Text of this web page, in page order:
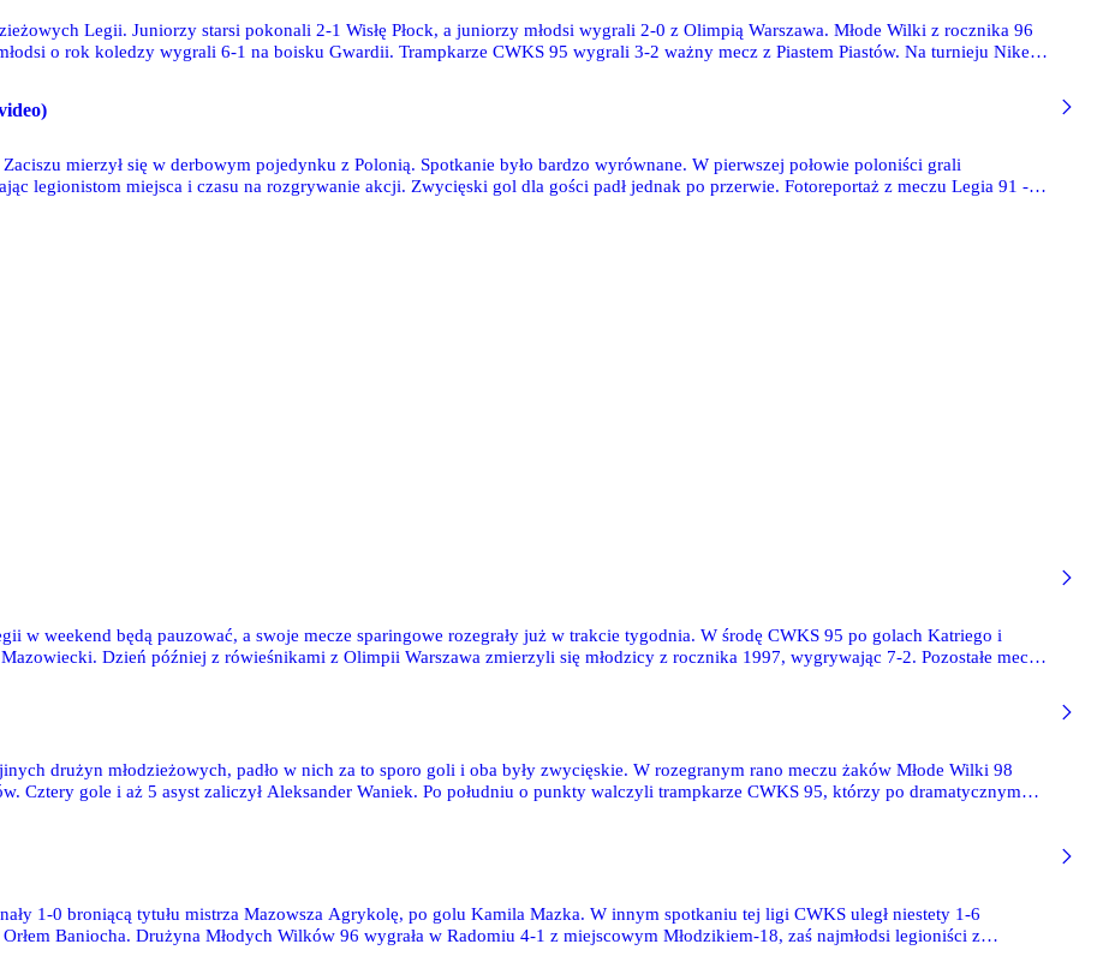
Legii. Juniorzy starsi pokonali 2-1 Wisłę Płock, a juniorzy młodsi wygrali 2-0 z Olimpią Warszawa. Młode Wilki z rocznika 96
o rok koledzy wygrali 6-1 na boisku Gwardii. Trampkarze CWKS 95 wygrali 3-2 ważny mecz z Piastem Piastów. Na turnieju Nike
mierzył się w derbowym pojedynku z Polonią. Spotkanie było bardzo wyrównane. W pierwszej połowie poloniści grali
miejsca i czasu na rozgrywanie akcji. Zwycięski gol dla gości padł jednak po przerwie. Fotoreportaż z meczu Legia 91 -
w weekend będą pauzować, a swoje mecze sparingowe rozegrały już w trakcie tygodnia. W środę CWKS 95 po golach Katriego i
Dzień później z rówieśnikami z Olimpii Warszawa zmierzyli się młodzicy z rocznika 1997, wygrywając 7-2. Pozostałe mecze
drużyn młodzieżowych, padło w nich za to sporo goli i oba były zwycięskie. W rozegranym rano meczu żaków Młode Wilki 98
Cztery gole i aż 5 asyst zaliczył Aleksander Waniek. Po południu o punkty walczyli trampkarze CWKS 95, którzy po dramatycznym
1-0 broniącą tytułu mistrza Mazowsza Agrykolę, po golu Kamila Mazka. W innym spotkaniu tej ligi CWKS uległ niestety 1-6
Baniocha. Drużyna Młodych Wilków 96 wygrała w Radomiu 4-1 z miejscowym Młodzikiem-18, zaś najmłodsi legioniści z